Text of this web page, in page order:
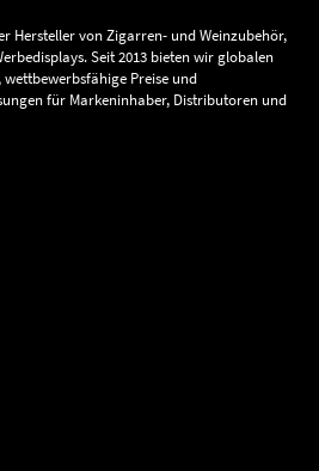
Hersteller von Zigarren- und Weinzubehör,
Seit 2013 bieten wir globalen
Preise und
für Markeninhaber, Distributoren und